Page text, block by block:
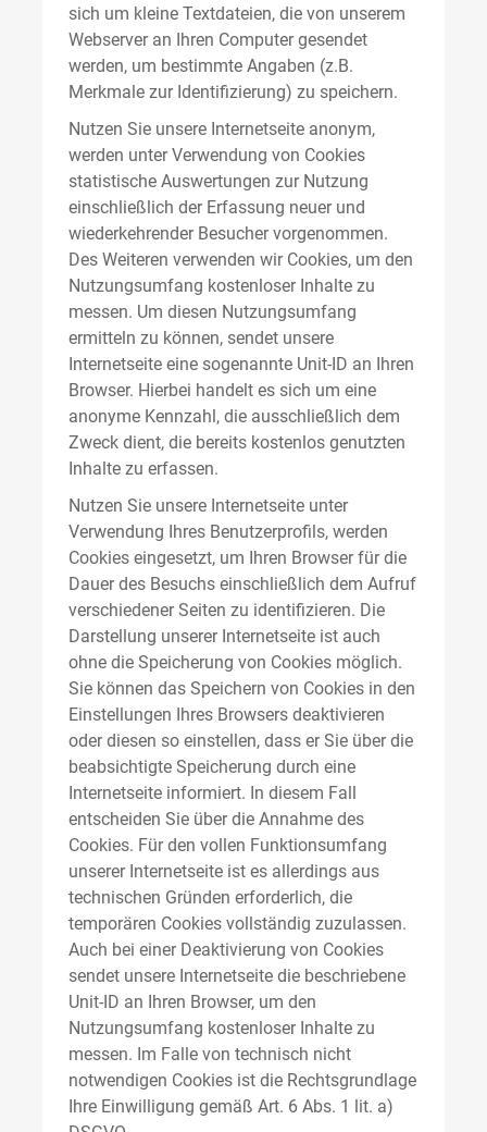
sich um kleine Textdateien, die von unserem
Webserver an Ihren Computer gesendet
werden, um bestimmte Angaben (z.B.
Merkmale zur Identifizierung) zu speichern.
Nutzen Sie unsere Internetseite anonym,
werden unter Verwendung von Cookies
statistische Auswertungen zur Nutzung
einschließlich der Erfassung neuer und
wiederkehrender Besucher vorgenommen.
Des Weiteren verwenden wir Cookies, um den
Nutzungsumfang kostenloser Inhalte zu
messen. Um diesen Nutzungsumfang
ermitteln zu können, sendet unsere
Internetseite eine sogenannte Unit-ID an Ihren
Browser. Hierbei handelt es sich um eine
anonyme Kennzahl, die ausschließlich dem
Zweck dient, die bereits kostenlos genutzten
Inhalte zu erfassen.
Nutzen Sie unsere Internetseite unter
Verwendung Ihres Benutzerprofils, werden
Cookies eingesetzt, um Ihren Browser für die
Dauer des Besuchs einschließlich dem Aufruf
verschiedener Seiten zu identifizieren. Die
Darstellung unserer Internetseite ist auch
ohne die Speicherung von Cookies möglich.
Sie können das Speichern von Cookies in den
Einstellungen Ihres Browsers deaktivieren
oder diesen so einstellen, dass er Sie über die
beabsichtigte Speicherung durch eine
Internetseite informiert. In diesem Fall
entscheiden Sie über die Annahme des
Cookies. Für den vollen Funktionsumfang
unserer Internetseite ist es allerdings aus
technischen Gründen erforderlich, die
temporären Cookies vollständig zuzulassen.
Auch bei einer Deaktivierung von Cookies
sendet unsere Internetseite die beschriebene
Unit-ID an Ihren Browser, um den
Nutzungsumfang kostenloser Inhalte zu
messen. Im Falle von technisch nicht
notwendigen Cookies ist die Rechtsgrundlage
Ihre Einwilligung gemäß Art. 6 Abs. 1 lit. a)